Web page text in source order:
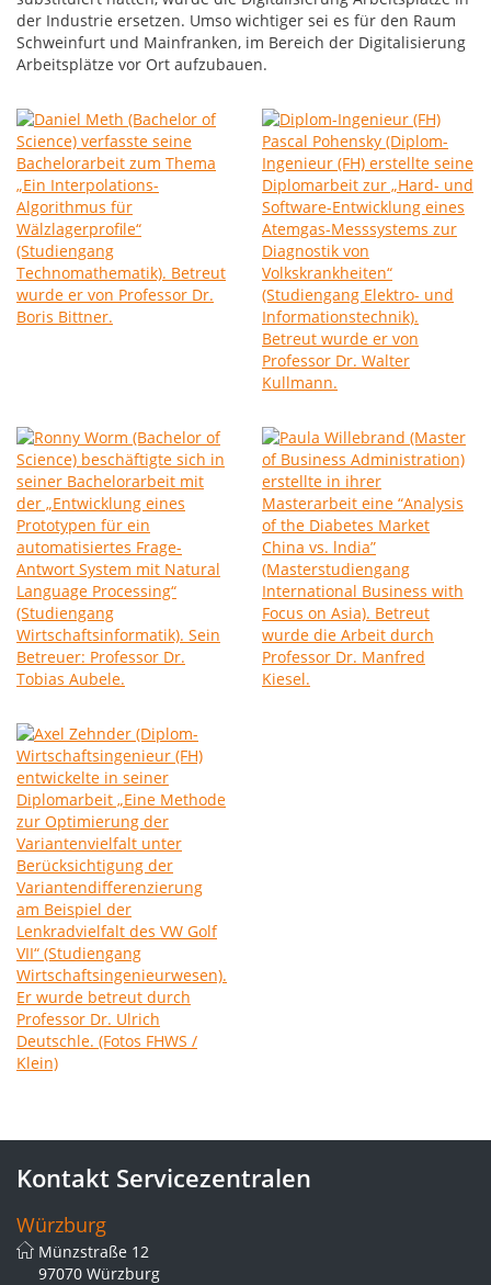
der Industrie ersetzen. Umso wichtiger sei es für den Raum
Schweinfurt und Mainfranken, im Bereich der Digitalisierung
Arbeitsplätze vor Ort aufzubauen.
Kontakt Servicezentralen
Würzburg
Münzstraße 12
97070 Würzburg